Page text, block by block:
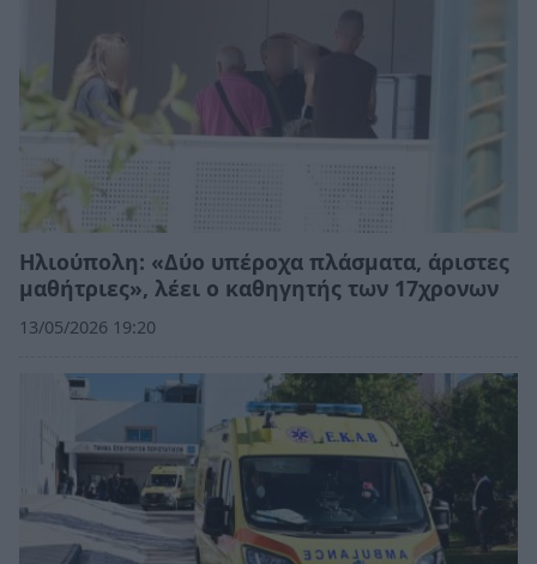
Ηλιούπολη: «Δύο υπέροχα πλάσματα, άριστες
μαθήτριες», λέει ο καθηγητής των 17χρονων
13/05/2026 19:20